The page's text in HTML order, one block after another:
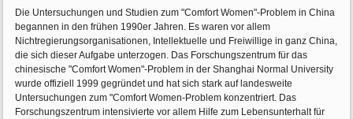
Die Untersuchungen und Studien zum "Comfort Women"-Problem in China
begannen in den frühen 1990er Jahren. Es waren vor allem
Nichtregierungsorganisationen, Intellektuelle und Freiwillige in ganz China,
die sich dieser Aufgabe unterzogen. Das Forschungszentrum für das
chinesische "Comfort Women"-Problem in der Shanghai Normal University
wurde offiziell 1999 gegründet und hat sich stark auf landesweite
Untersuchungen zum "Comfort Women-Problem konzentriert. Das
Forschungszentrum intensivierte vor allem Hilfe zum Lebensunterhalt für